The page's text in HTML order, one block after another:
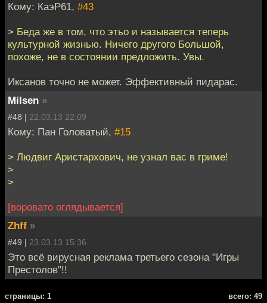
Кому: КаэР61, #43
> Беда же в том, что этьо и называется теперь
культурной жизнью. Ничего другого Большой,
похоже, не в состоянии предложить. Увы.
Иксанов точно не может. Эффективный пидарас.
Milsen »
#48 | 22.03.13 22:09
Кому: Пан Головатый, #15
> Людвиг Аристархович, не узнал вас в гриме!
>
>
[воровато оглядывается]
Zhff »
#49 | 23.03.13 15:36
Это всё вирусная реклама третьего сезона "Игры
Престолов"!!
cтраницы: 1 всего: 49